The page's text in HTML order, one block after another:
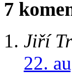
7
Jiří
22.